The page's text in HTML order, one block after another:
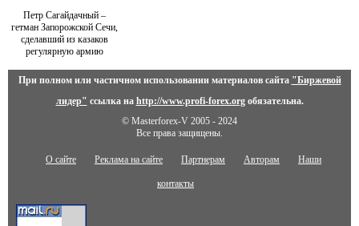
Петр Сагайдачный –
гетман Запорожской Сечи,
сделавший из казаков
регулярную армию
При полном или частичном использовании материалов сайта "Биржевой
лидер" ссылка на http://www.profi-forex.orgобязательна.
© Masterforex-V 2005 - 2024
Все права защищены.
О сайте Реклама на сайте Партнерам Авторам Наши
контакты